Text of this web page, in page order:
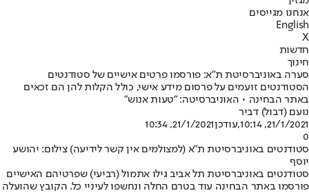
אנחנו מגייסים
English
X
חדשות
חינוך
סערה באוניברסיטת ת"א: פורסמו פרטים אישיים של סטודנטים
הסטודנטים זועמים על פרסום מידע אישי, כולל הקלות להן הם זכאים
באתר הבחינה • האוניברסיטה: "טעות אנוש"
נועם (דבול) דביר
21/1/2021, 10:14
,עודכן21/1/2021, 10:34
0
סטודנטים באוניברסיטת ת"א (למצולמים אין קשר לידיעה) צילום: יהושע
יוסף
סטודנטים באוניברסיטת תל אביב גילו אתמול (רביעי) שפרטיהם האישיים
פורסמו באתר הבחינה עוד בטרם החלה ונחשפו לעיניי כל. הקובץ שהועלה